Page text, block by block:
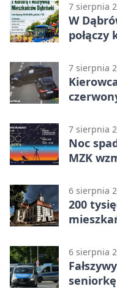
7 sierpnia
W
7 sierpnia
7 sierpnia
Noc
MZK
6 sierpnia
200
6 sierpnia